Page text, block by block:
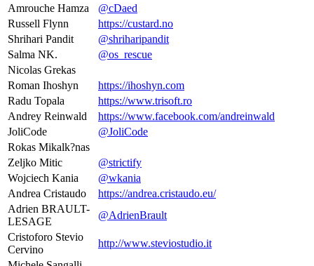
Amrouche Hamza
@cDaed
Russell Flynn
https://custard.no
Shrihari Pandit
@shriharipandit
Salma NK.
@os_rescue
Nicolas Grekas
Roman Ihoshyn
https://ihoshyn.com
Radu Topala
https://www.trisoft.ro
Andrey Reinwald
https://www.facebook.com/andreinwald
JoliCode
@JoliCode
Rokas Mikalk?nas
Zeljko Mitic
@strictify
Wojciech Kania
@wkania
Andrea Cristaudo
https://andrea.cristaudo.eu/
Adrien BRAULT-
LESAGE
@AdrienBrault
Cristoforo Stevio
Cervino
http://www.steviostudio.it